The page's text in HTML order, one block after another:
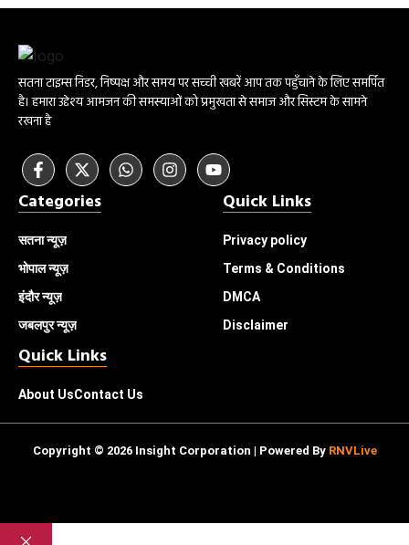
सतना टाइम्स निडर, निष्पक्ष और समय पर सच्ची खबरें आप तक पहुँचाने के लिए समर्पित
है। हमारा उद्देश्य आमजन की समस्याओं को प्रमुखता से समाज और सिस्टम के सामने
रखना है
Categories
सतना न्यूज़
भोपालन्यूज़
इंदौरन्यूज़
जबलपुर न्यूज़
Quick Links
Privacy policy
Terms & Conditions
DMCA
Disclaimer
Quick Links
About UsContact Us
Copyright © 2026 Insight Corporation | Powered By RNVLive